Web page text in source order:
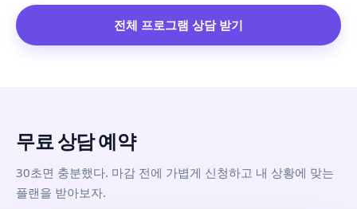
전체 프로그램 상담 받기
무료 상담 예약
30초면 충분했다. 마감 전에 가볍게 신청하고 내 상황에 맞는
플랜을 받아보자.